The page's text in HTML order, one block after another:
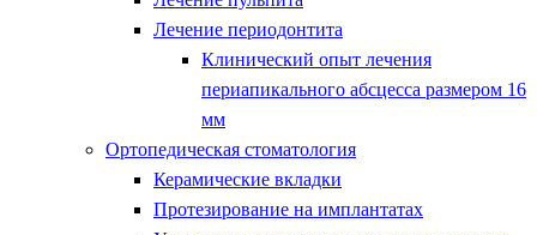
Лечение периодонтита
Клинический опыт лечения
периапикального абсцесса размером 16
мм
Ортопедическая стоматология
Керамические вкладки
Протезирование на имплантатах